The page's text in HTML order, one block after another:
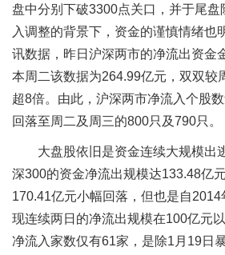
盘中分别下破3300点关口，并于尾盘
入调整的背景下，资金的谨慎情绪也
讯数据，昨日沪深两市的净流出资金
本周二该数据为264.99亿元，双双较
超8倍。由此，沪深两市净流入个股
回落至周二及周三的800只及790只。
大盘股依旧是资金连续大规模出
深300的资金净流出规模达133.48亿
170.41亿元小幅回落，但也是自
现连续两日的净流出规模在100亿元
净流入家数仅有61家，是除1月19日